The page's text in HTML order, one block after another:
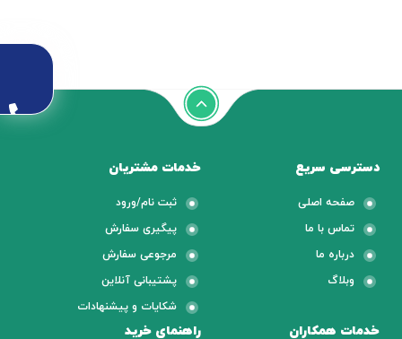
دسترسی سریع خدمات مشتریان
خدمات همکاران راهنمای خرید
صفحه اصلی
تماس با ما
درباره ما
وبلاگ
ثبت نام/ورود
پیگیری سفارش
مرجوعی سفارش
پشتیبانی آنلاین
شکایات و پیشنهادات